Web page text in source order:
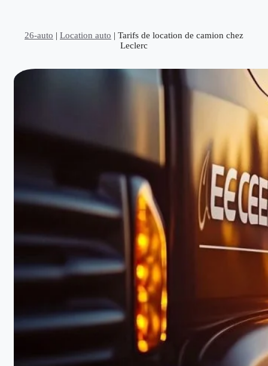
26-auto | Location auto | Tarifs de location de camion chez
Leclerc